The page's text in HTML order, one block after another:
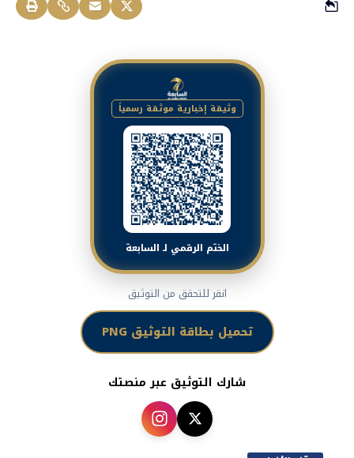
وثيقة إخبارية موثقة رسمياً
الختم الرقمي لـ السابعة
انقر للتحقق من التوثيق
تحميل بطاقة التوثيق PNG
شارك التوثيق عبر منصتك